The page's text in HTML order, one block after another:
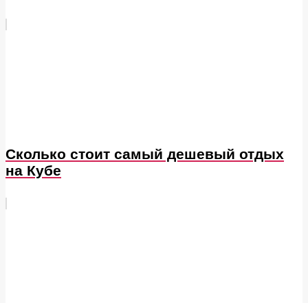
Сколько стоит самый дешевый отдых
на Кубе